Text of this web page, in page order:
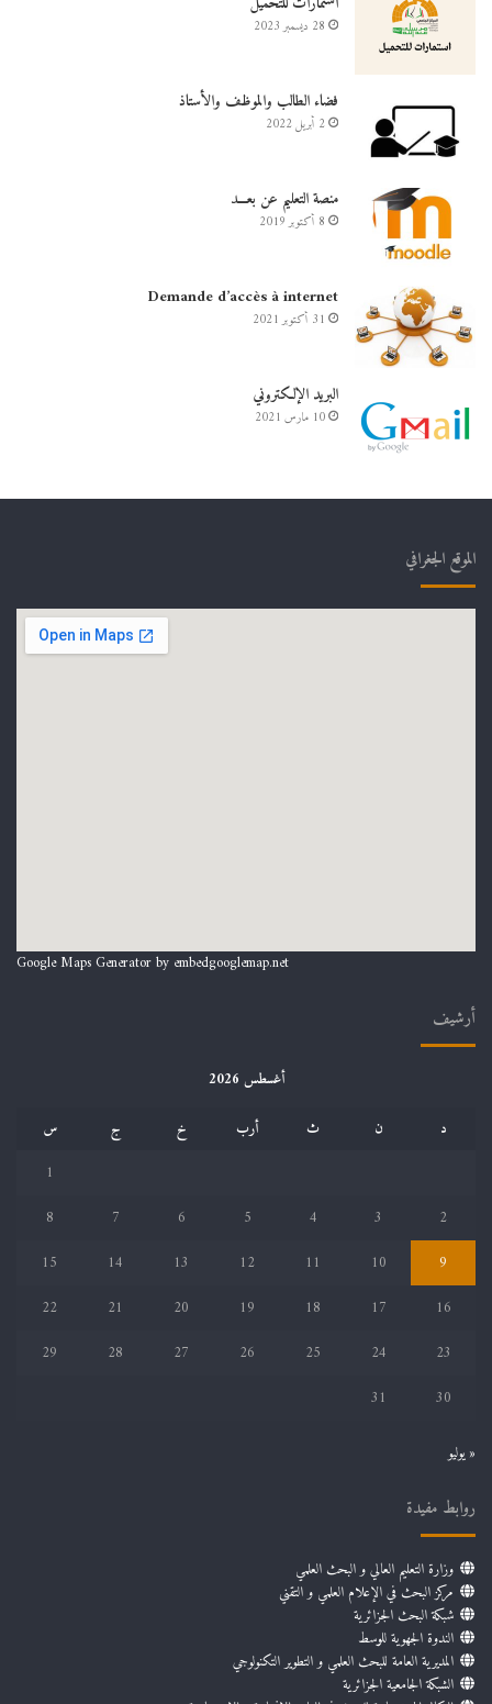
28 ديسمبر 2023
فضاء الطالب والموظف والأستاذ
2 أبريل 2022
منصة التعليم عن بعـــد
8 أكتوبر 2019
Demande d’accès à internet
31 أكتوبر 2021
البريد الإلكتروني
10 مارس 2021
الموقع الجغرافي
Google Maps Generator by embedgooglemap.net
أرشيف
أغسطس 2026
د
ن ث أرب خ ج
س
1
2
3
4
5
6
7
8
9
10
11
12
13
14
15
16
17
18
19
20
21
22
23
24
25
26
27
28
29
30
31
« يوليو
روابط مفيدة
وزارة التعليم العالي و البحث العلمي
مركز البحث في الإعلام العلمي و التقني
شبكة البحث الجزائرية
الندوة الجهوية للوسط
المديرية العامة للبحث العلمي و التطوير التكنولوجي
الشبكة الجامعية الجزائرية